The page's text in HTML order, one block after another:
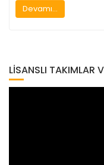
Devamı...
LISANSLI TAKIMLAR